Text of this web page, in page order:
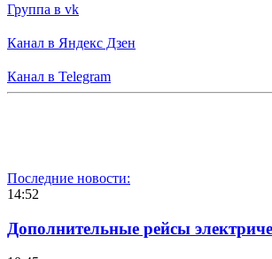
Группа в vk
Канал в Яндекс Дзен
Канал в Telegram
Последние новости:
14:52
Дополнительные рейсы